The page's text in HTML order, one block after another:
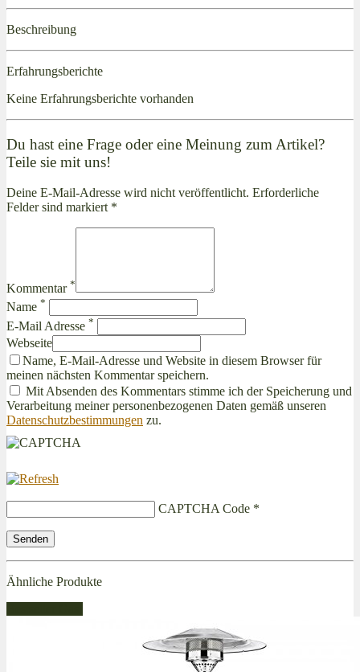
Beschreibung
Erfahrungsberichte
Keine Erfahrungsberichte vorhanden
Du hast eine Frage oder eine Meinung zum Artikel?
Teile sie mit uns!
Deine E-Mail-Adresse wird nicht veröffentlicht. Erforderliche
Felder sind markiert *
Kommentar *
Name *
E-Mail Adresse *
Webseite
Name, E-Mail-Adresse und Website in diesem Browser für
meinen nächsten Kommentar speichern.
Mit Absenden des Kommentars stimme ich der Speicherung und
Verarbeitung meiner personenbezogenen Daten gemäß unseren
Datenschutzbestimmungen zu.
CAPTCHA Code *
Ähnliche Produkte